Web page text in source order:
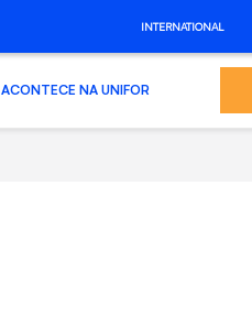
INTERNATIONAL
ACONTECE NA UNIFOR